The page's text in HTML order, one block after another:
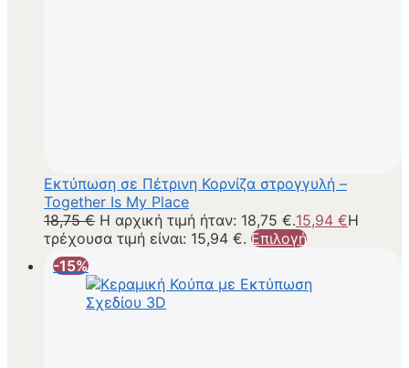
Εκτύπωση σε Πέτρινη Κορνίζα στρογγυλή –
Together Is My Place
18,75€ Η αρχική τιμή ήταν: 18,75 €.15,94 €Η
τρέχουσα τιμή είναι: 15,94 €. Επιλογή
-15%